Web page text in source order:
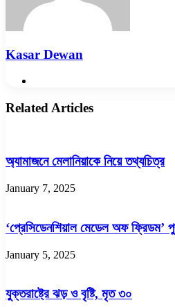
Kasar Dewan
Related Articles
অ্যামাজনে মেলানিয়াকে নিয়ে তথ্যচিত্র
January 7, 2025
‘প্রেসিডেনশিয়াল মেডেল অফ ফ্রিডম’
January 5, 2025
যুক্তরাষ্ট্রে ঝড় ও বৃষ্টি, মৃত ৩০